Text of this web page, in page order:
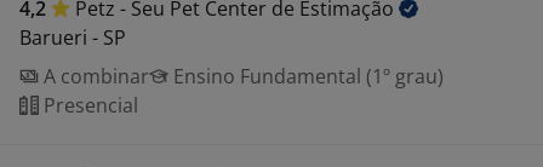
4,2 Petz - Seu Pet Center de Estimação
Barueri - SP
A combinar
Ensino Fundamental (1º grau)
Presencial